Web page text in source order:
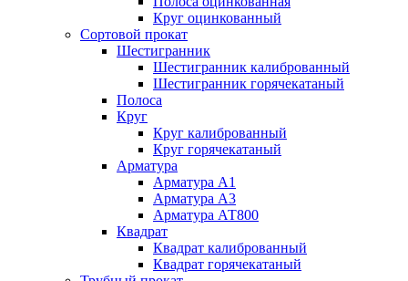
Круг оцинкованный
Сортовой прокат
Шестигранник
Шестигранник калиброванный
Шестигранник горячекатаный
Полоса
Круг
Круг калиброванный
Круг горячекатаный
Арматура
Арматура А1
Арматура А3
Арматура АТ800
Квадрат
Квадрат калиброванный
Квадрат горячекатаный